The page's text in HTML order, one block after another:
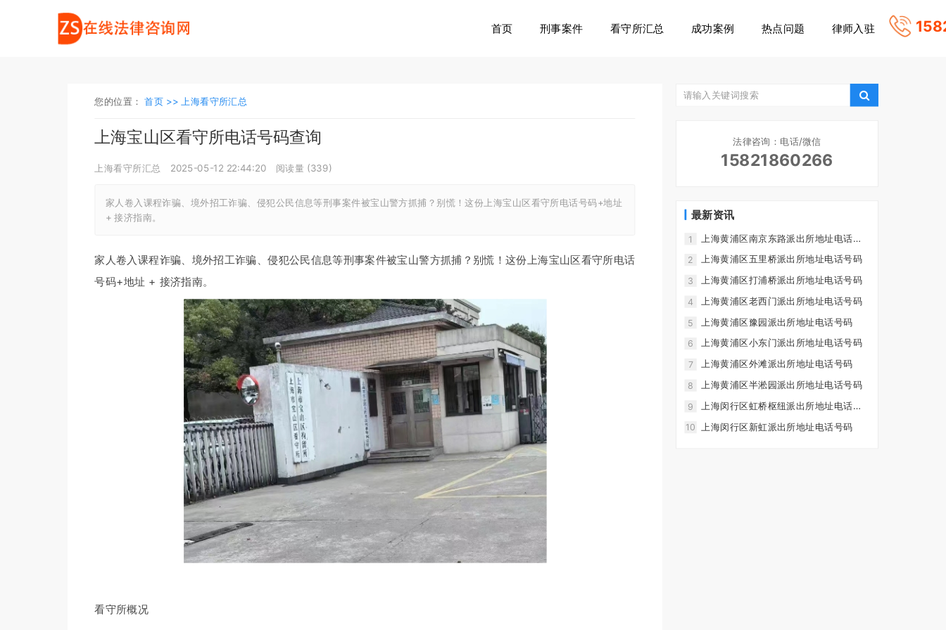
首页 刑事案件 看守所汇总 成功案例 热点问题 律师入驻
您的位置：首页 >> 上海看守所汇总
上海宝山区看守所电话号码查询
上海看守所汇总 2025-05-12 22:44:20 阅读量 (339)
家人卷入课程诈骗、境外招工诈骗、侵犯公民信息等刑事案件被宝山警方抓捕？别慌！这份上海宝山区看守所电话号码+地址
+ 接济指南。
家人卷入课程诈骗、境外招工诈骗、侵犯公民信息等刑事案件被宝山警方抓捕？别慌！这份上海宝山区看守所电话
号码+地址 + 接济指南。
看守所概况
法律咨询：电话/微信
15821860266
最新资讯
1
上海黄浦区南京东路派出所地址电话号
码
2 上海黄浦区五里桥派出所地址电话号码
3 上海黄浦区打浦桥派出所地址电话号码
4 上海黄浦区老西门派出所地址电话号码
5 上海黄浦区豫园派出所地址电话号码
6 上海黄浦区小东门派出所地址电话号码
7 上海黄浦区外滩派出所地址电话号码
8 上海黄浦区半淞园派出所地址电话号码
9
上海闵行区虹桥枢纽派出所地址电话号
10 上海闵行区新虹派出所地址电话号码